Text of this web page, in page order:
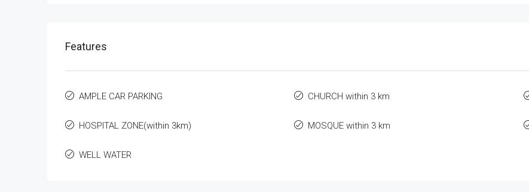
Features
AMPLE CAR PARKING CHURCH within 3 km
HOSPITAL ZONE(within 3km) MOSQUE within 3 km
WELL WATER